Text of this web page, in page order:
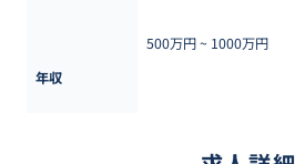
年収
500万円 ~ 1000万円